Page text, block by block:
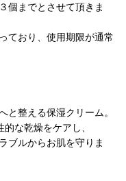
個までとさせて頂きま
ており、使用期限が通常
と整える保湿クリーム。
な乾燥をケアし、
ブルからお肌を守りま